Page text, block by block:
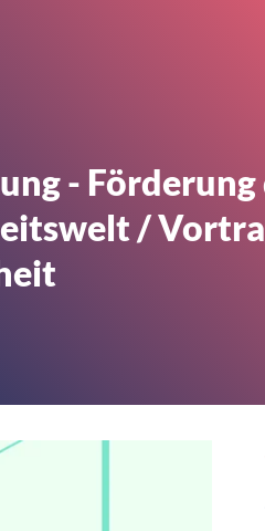
- Förderung
/